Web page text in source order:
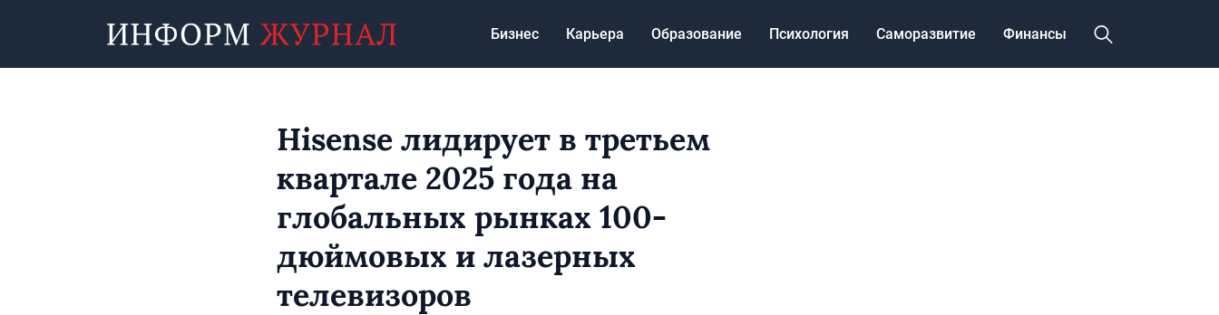
Бизнес Карьера Образование Психология Саморазвитие Финансы
Hisense лидирует в третьем
квартале 2025 года на
глобальных рынках 100-
дюймовых и лазерных
телевизоров